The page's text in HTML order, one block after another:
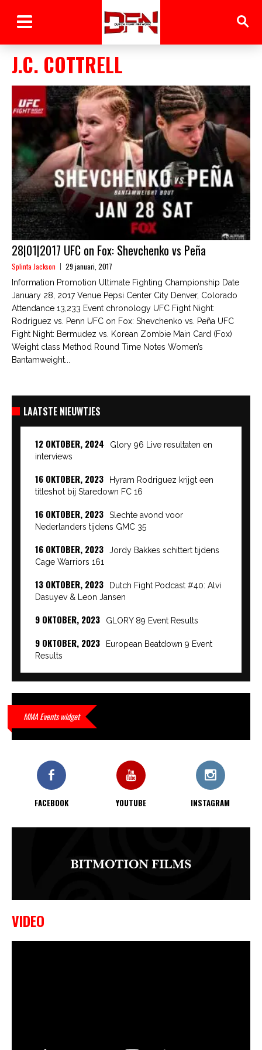
J.C. COTTRELL
28|01|2017 UFC on Fox: Shevchenko vs Peña
Splinta Jackson 29 januari, 2017
Information Promotion Ultimate Fighting Championship Date
January 28, 2017 Venue Pepsi Center City Denver, Colorado
Attendance 13,233 Event chronology UFC Fight Night:
Rodríguez vs. Penn UFC on Fox: Shevchenko vs. Peña UFC
Fight Night: Bermudez vs. Korean Zombie Main Card (Fox)
Weight class Method Round Time Notes Women’s
Bantamweight...
LAATSTE NIEUWTJES
12 OKTOBER, 2024
Glory 96 Live resultaten en
interviews
16 OKTOBER, 2023
Hyram Rodriguez krijgt een
titleshot bij Staredown FC 16
16 OKTOBER, 2023
Slechte avond voor
Nederlanders tijdens GMC 35
16 OKTOBER, 2023
Jordy Bakkes schittert tijdens
Cage Warriors 161
13 OKTOBER, 2023
Dutch Fight Podcast #40: Alvi
Dasuyev & Leon Jansen
9 OKTOBER, 2023 GLORY 89 Event Results
9 OKTOBER, 2023
European Beatdown 9 Event
Results
9 OKTOBER, 2023
waar hij van gemaakt is…
KO bij CWA Lowlands 7
MMA Events widget
FACEBOOK YOUTUBE INSTAGRAM
VIDEO